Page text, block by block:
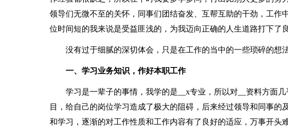
领导们无微不至的关怀，同事们团结奋发、互帮互助的干劲，工作
位时间短的我来说是受益匪浅的，为我迈向正确的人生道路打下了
没有过于细腻的深切体会，只是在工作的当中的一些琐碎的想法
一、学习业务知识，作好本职工作
学习是一辈子的事情，我学的是__x专业，所以对__资料方面几
目，给自己的岗位学习造成了极大的阻碍，后来经过领导和同事的
和学习，逐渐的对工作性质和工作内容有了良好的适应，万事开头